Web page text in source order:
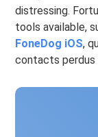
distressing.
tools available,
FoneDog iOS,
contacts perdus